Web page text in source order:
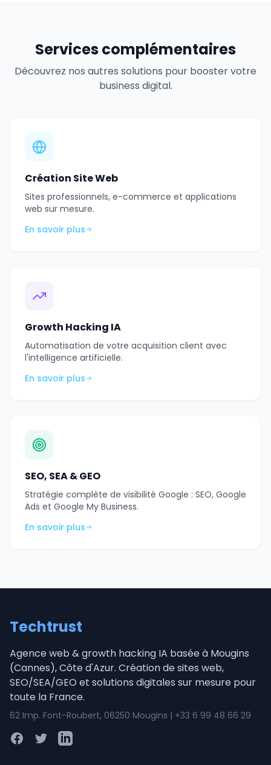
Services complémentaires
Découvrez nos autres solutions pour booster votre
business digital.
Création Site Web
Sites professionnels, e-commerce et applications
web sur mesure.
En savoir plus
Growth Hacking IA
Automatisation de votre acquisition client avec
l'intelligence artificielle.
En savoir plus
SEO, SEA & GEO
Stratégie complète de visibilité Google : SEO, Google
Ads et Google My Business.
En savoir plus
Techtrust
Agence web & growth hacking IA basée à Mougins
(Cannes), Côte d'Azur. Création de sites web,
SEO/SEA/GEO et solutions digitales sur mesure pour
toute la France.
62 Imp. Font-Roubert, 06250 Mougins | +33 6 99 48 66 29
FacebookTwitterLinkedIn